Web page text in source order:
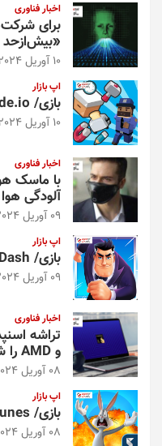
اخبار فناوری
برای
10 آوریل 2024
اپ بازار
بازی/ Hide.io؛ از چشم بقیه پنهان شوید
10 آوریل 2024
اخبار فناوری
با ماسک
آلودگی
09 آوریل 2024
اپ بازار
بازی/ Agent Dash؛ سکه‌ها را جمع کنید
09 آوریل 2024
اخبار فناوری
و AMD را شکست داد
08 آوریل 2024
اپ بازار
بازی/ Looney Tunes؛ شهری بزرگ بسازید
08 آوریل 2024